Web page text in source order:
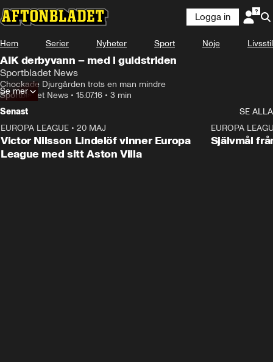
Logga in
Hem Serier Nyheter Sport Nöje Livsstil
AIK derbyvann – med i guldstriden
Sportbladet News
Chockade Djurgården trots en man mindre
Sportbladet News • 15.07.16 • 3 min
Se mer
Senast
SE ALLA
EUROPA LEAGUE • 20 MAJ
Victor Nilsson Lindelöf vinner Europa
League med sitt Aston Villa
EUROPA
Självmål